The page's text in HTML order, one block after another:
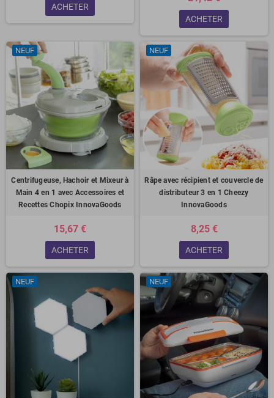
ACHETER
ACHETER
NEUF
Centrifugeuse, Hachoir et Mixeur à
Main 4 en 1 avec Accessoires et
Recettes Chopix InnovaGoods
15,67 €
ACHETER
NEUF
Râpe avec récipient et couvercle de
distributeur 3 en 1 Cheezy
InnovaGoods
8,25 €
ACHETER
NEUF NEUF